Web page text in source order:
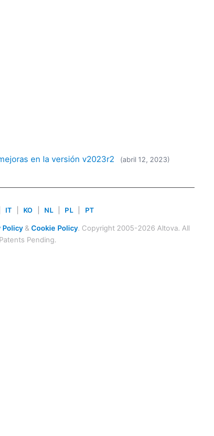
en la versión v2023r2 (abril 12, 2023)
IT KO NL PL PT
Policy& Cookie Policy. Copyright 2005-2026 Altova. All
Pending.